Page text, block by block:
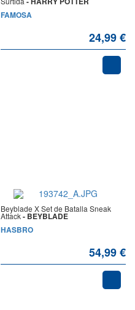
FAMOSA
24,99 €
Beyblade X Set de Batalla Sneak
Attack- BEYBLADE
HASBRO
54,99 €